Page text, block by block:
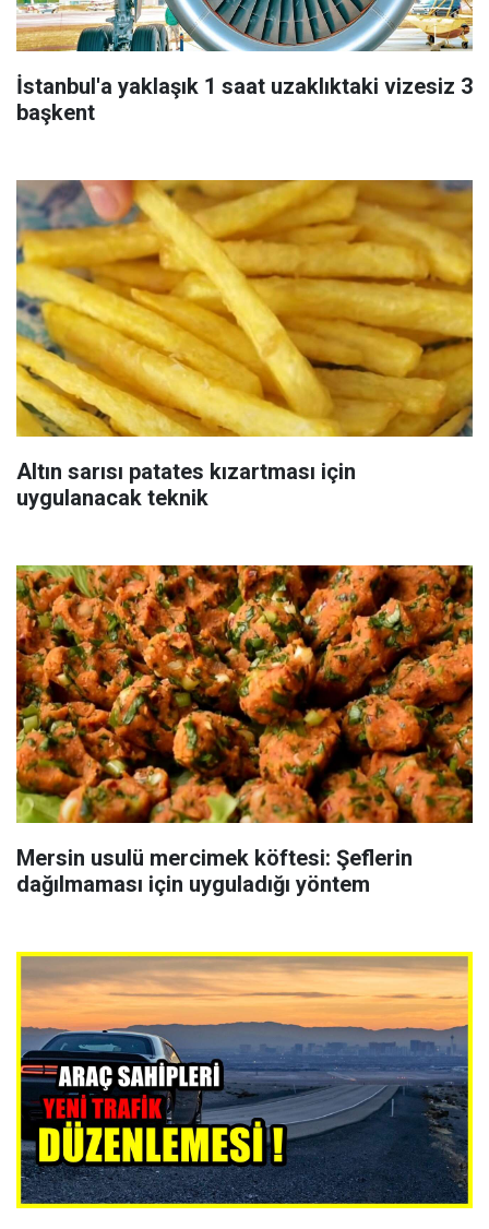
İstanbul'a yaklaşık 1 saat uzaklıktaki vizesiz 3
başkent
Altın sarısı patates kızartması için
uygulanacak teknik
Mersin usulü mercimek köftesi: Şeflerin
dağılmaması için uyguladığı yöntem